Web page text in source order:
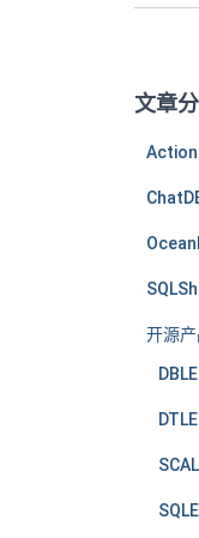
索
文章
开源产